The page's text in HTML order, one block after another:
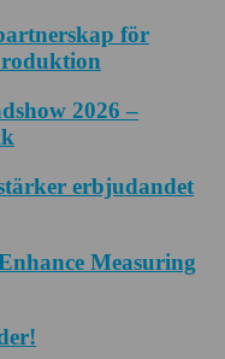
för
2026 –
erbjudandet
Measuring